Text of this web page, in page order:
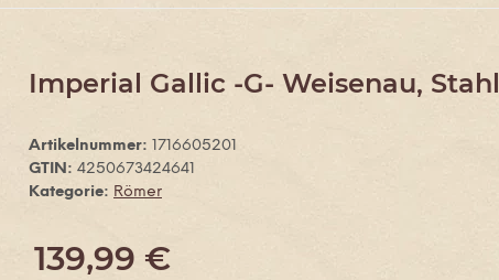
Imperial Gallic -G- Weisenau, Stahl
Artikelnummer: 1716605201
GTIN: 4250673424641
Kategorie: Römer
139,99 €